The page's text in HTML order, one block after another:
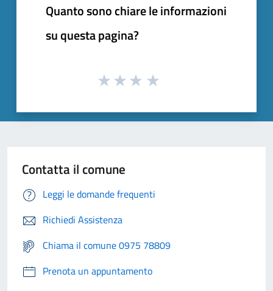
Quanto sono chiare le informazioni
su questa pagina?
Contatta il comune
Leggi le domande frequenti
Richiedi Assistenza
Chiama il comune 0975 78809
Prenota un appuntamento